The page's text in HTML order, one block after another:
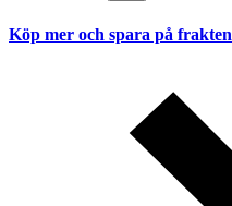
Köp mer och spara på frakten